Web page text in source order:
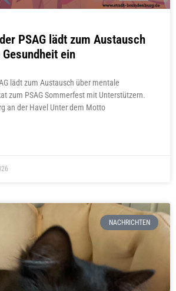
PSAG lädt zum Austausch
ein
lädt zum Austausch über mentale
zum PSAG Sommerfest mit Unterstützern.
an der Havel Unter dem Motto
NACHRICHTEN